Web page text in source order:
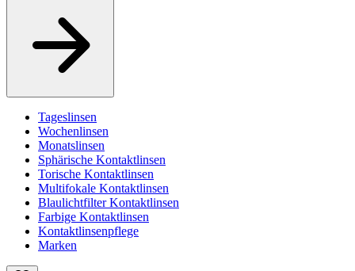
Tageslinsen
Wochenlinsen
Monatslinsen
Sphärische Kontaktlinsen
Torische Kontaktlinsen
Multifokale Kontaktlinsen
Blaulichtfilter Kontaktlinsen
Farbige Kontaktlinsen
Kontaktlinsenpflege
Marken